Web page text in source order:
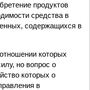
продуктов
средства в
содержащихся в
которых
но вопрос о
которых о
в